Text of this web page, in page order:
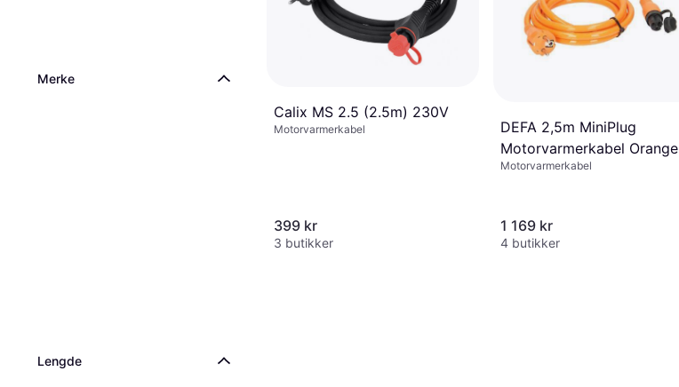
Merke
Lengde
Calix MS 2.5 (2.5m) 230V
Motorvarmerkabel
399 kr
3 butikker
DEFA 2,5m MiniPlug
Motorvarmerkabel Orange
Motorvarmerkabel
1 169 kr
4 butikker